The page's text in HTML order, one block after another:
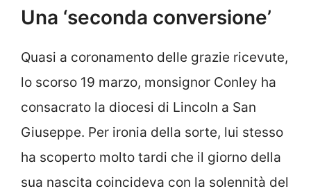
Una ‘seconda conversione’
Quasi a coronamento delle grazie ricevute,
lo scorso 19 marzo, monsignor Conley ha
consacrato la diocesi di Lincoln a San
Giuseppe. Per ironia della sorte, lui stesso
ha scoperto molto tardi che il giorno della
sua nascita coincideva con la solennità del